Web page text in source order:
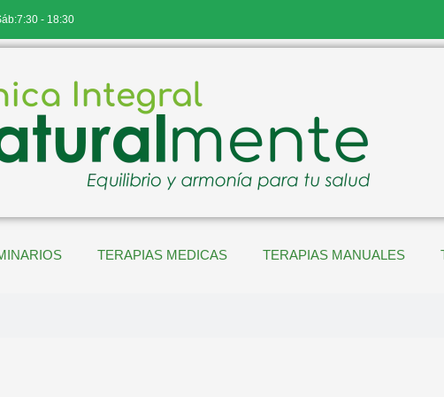
- 18:30
TERAPIAS MEDICAS TERAPIAS MANUALES